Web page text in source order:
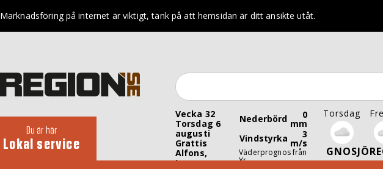
Marknadsföring på internet är viktigt, tänk på att hemsidan är ditt ansikte utåt.
Du är här
Lokal service
Vecka 32
Torsdag 6
augusti
Grattis
Alfons,
Inez
Nederbörd 0
mm
Vindstyrka
3
m/s
Väderprognos från
Yr
Torsdag